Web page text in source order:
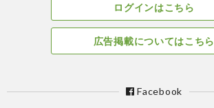
ログインはこちら
広告掲載についてはこちら
Facebook